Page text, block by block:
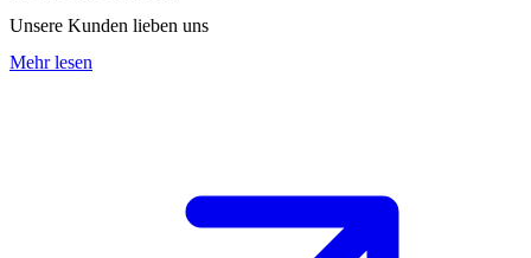
Unsere Kunden lieben uns
Mehr lesen